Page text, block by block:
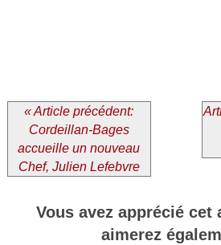
« Article précédent:
Cordeillan-Bages
accueille un nouveau
Chef, Julien Lefebvre
Vous avez apprécié cet
aimerez